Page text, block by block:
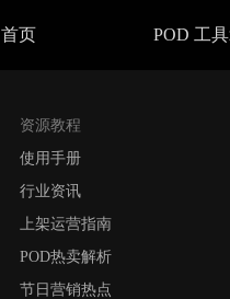
首页 POD 工
资源教程
使用手册
行业资讯
上架运营指南
POD热卖解析
节日营销热点